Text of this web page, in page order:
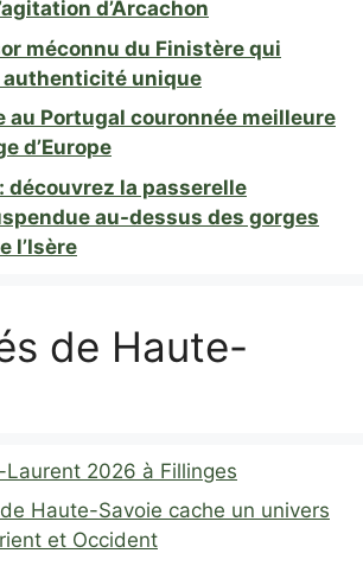
d’Arcachon
méconnu du Finistère qui
authenticité unique
au Portugal couronnée meilleure
d’Europe
découvrez la passerelle
au-dessus des gorges
l’Isère
de Haute-
2026 à Fillinges
Haute-Savoie cache un univers
et Occident